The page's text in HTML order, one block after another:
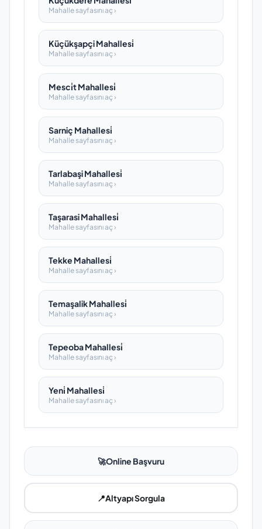
Mahalle sayfasını aç ›
Küçükşapçi Mahallesi̇
Mahalle sayfasını aç ›
Mesci̇t Mahallesi̇
Mahalle sayfasını aç ›
Sarniç Mahallesi̇
Mahalle sayfasını aç ›
Tarlabaşi Mahallesi̇
Mahalle sayfasını aç ›
Taşarasi Mahallesi̇
Mahalle sayfasını aç ›
Tekke Mahallesi̇
Mahalle sayfasını aç ›
Temaşalik Mahallesi̇
Mahalle sayfasını aç ›
Tepeoba Mahallesi̇
Mahalle sayfasını aç ›
Yeni̇ Mahallesi̇
Mahalle sayfasını aç ›
🚀Online Başvuru
📍Altyapı Sorgula